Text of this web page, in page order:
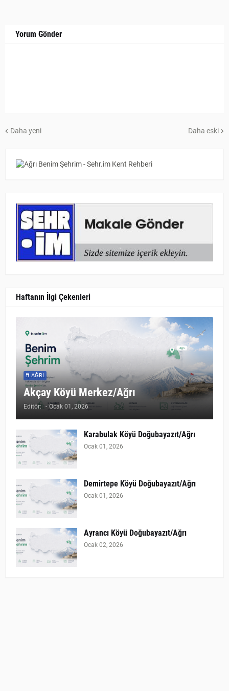
Yorum Gönder
Daha yeni Daha eski
Haftanın İlgi Çekenleri
AĞRI
Akçay Köyü Merkez/Ağrı
Editör: - Ocak 01, 2026
Karabulak Köyü Doğubayazıt/Ağrı
Ocak 01, 2026
Demirtepe Köyü Doğubayazıt/Ağrı
Ocak 01, 2026
Ayrancı Köyü Doğubayazıt/Ağrı
Ocak 02, 2026